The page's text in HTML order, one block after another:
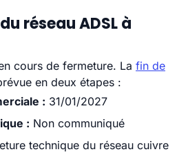
réseau ADSL à
cours de fermeture. La fin de
en deux étapes :
: 31/01/2027
: Non communiqué
technique du réseau cuivre